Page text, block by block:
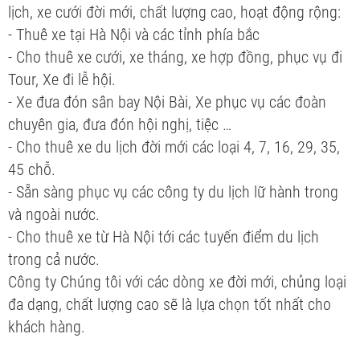
lịch, xe cưới đời mới, chất lượng cao, hoạt động rộng:
- Thuê xe tại Hà Nội và các tỉnh phía bắc
- Cho thuê xe cưới, xe tháng, xe hợp đồng, phục vụ đi
Tour, Xe đi lễ hội.
- Xe đưa đón sân bay Nội Bài, Xe phục vụ các đoàn
chuyên gia, đưa đón hội nghị, tiệc …
- Cho thuê xe du lịch đời mới các loại 4, 7, 16, 29, 35,
45 chỗ.
- Sẵn sàng phục vụ các công ty du lịch lữ hành trong
và ngoài nước.
- Cho thuê xe từ Hà Nội tới các tuyến điểm du lịch
trong cả nước.
Công ty Chúng tôi với các dòng xe đời mới, chủng loại
đa dạng, chất lượng cao sẽ là lựa chọn tốt nhất cho
khách hàng.